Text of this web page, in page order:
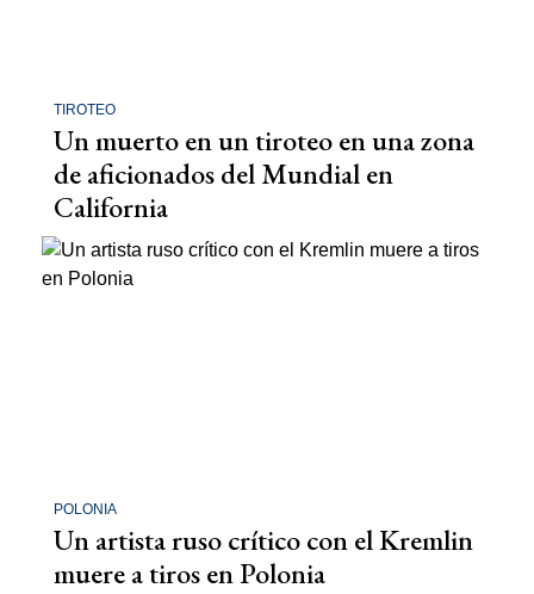
TIROTEO
Un muerto en un tiroteo en una zona
de aficionados del Mundial en
California
POLONIA
Un artista ruso crítico con el Kremlin
muere a tiros en Polonia